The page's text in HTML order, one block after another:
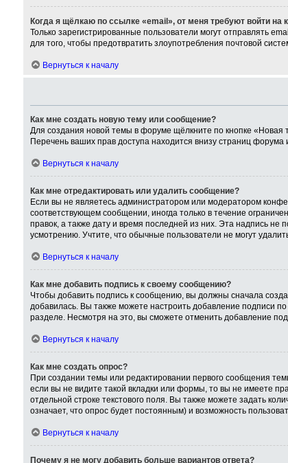
Когда я щёлкаю по ссылке «email», от меня требуют войти на
Только зарегистрированные пользователи могут отправлять
для того, чтобы предотвратить злоупотребления почтовой
Вернуться к началу
Как мне создать новую тему или сообщение?
Для создания новой темы в форуме щёлкните по кнопке
Перечень ваших прав доступа находится внизу страниц
Вернуться к началу
Как мне отредактировать или удалить сообщение?
Если вы не являетесь администратором или модератором
соответствующем сообщении, иногда только в течение
правок, а также дату и время последней из них. Эта надпись
усмотрению. Учтите, что обычные пользователи не могут
Вернуться к началу
Как мне добавить подпись к своему сообщению?
Чтобы добавить подпись к сообщению, вы должны сначала
добавилась. Вы также можете настроить добавление подписи
разделе. Несмотря на это, вы сможете отменить добавление
Вернуться к началу
Как мне создать опрос?
При создании темы или редактировании первого сообщения
если вы не видите такой вкладки или формы, то вы не имеете
отдельной строке текстового поля. Вы также можете задать
означает, что опрос будет постоянным) и возможность
Вернуться к началу
Почему я не могу добавить больше вариантов ответа?